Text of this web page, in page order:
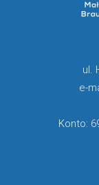
ul.
e-
Konto: